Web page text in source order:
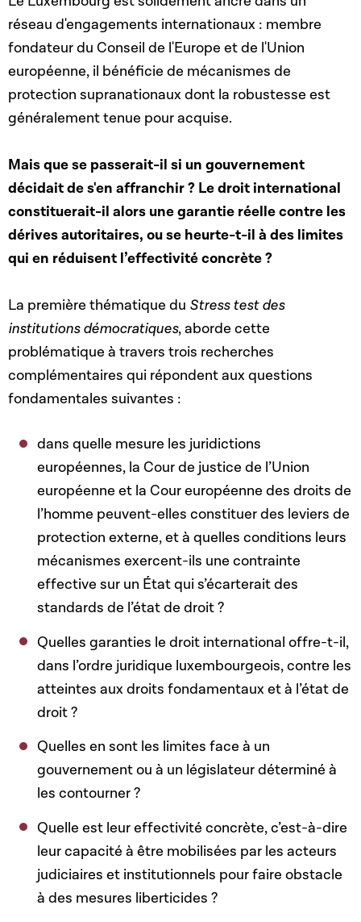
réseau d'engagements internationaux : membre
fondateur du Conseil de l'Europe et de l'Union
européenne, il bénéficie de mécanismes de
protection supranationaux dont la robustesse est
généralement tenue pour acquise.
Mais que se passerait-il si un gouvernement
décidait de s'en affranchir ? Le droit international
constituerait-il alors une garantie réelle contre les
dérives autoritaires, ou se heurte-t-il à des limites
qui en réduisent l’effectivité concrète ?
La première thématique du Stress test des
institutions démocratiques, aborde cette
problématique à travers trois recherches
complémentaires qui répondent aux questions
fondamentales suivantes :
dans quelle mesure les juridictions
européennes, la Cour de justice de l’Union
européenne et la Cour européenne des droits de
l’homme peuvent-elles constituer des leviers de
protection externe, et à quelles conditions leurs
mécanismes exercent-ils une contrainte
effective sur un État qui s’écarterait des
standards de l’état de droit ?
Quelles garanties le droit international offre-t-il,
dans l’ordre juridique luxembourgeois, contre les
atteintes aux droits fondamentaux et à l’état de
droit ?
Quelles en sont les limites face à un
gouvernement ou à un législateur déterminé à
les contourner ?
Quelle est leur effectivité concrète, c’est-à-dire
leur capacité à être mobilisées par les acteurs
judiciaires et institutionnels pour faire obstacle
à des mesures liberticides ?